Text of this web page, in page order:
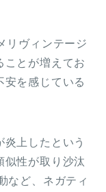
リヴィンテージ
ことが増えてお
安を感じている
上したという
似性が取り沙汰
など、ネガティ